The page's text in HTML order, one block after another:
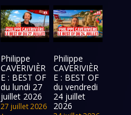
Philippe
CAVERIVIÈR
E : BEST OF
du lundi 27
juillet 2026
27 juillet 2026
Philippe
CAVERIVIÈR
E : BEST OF
du vendredi
24 juillet
2026